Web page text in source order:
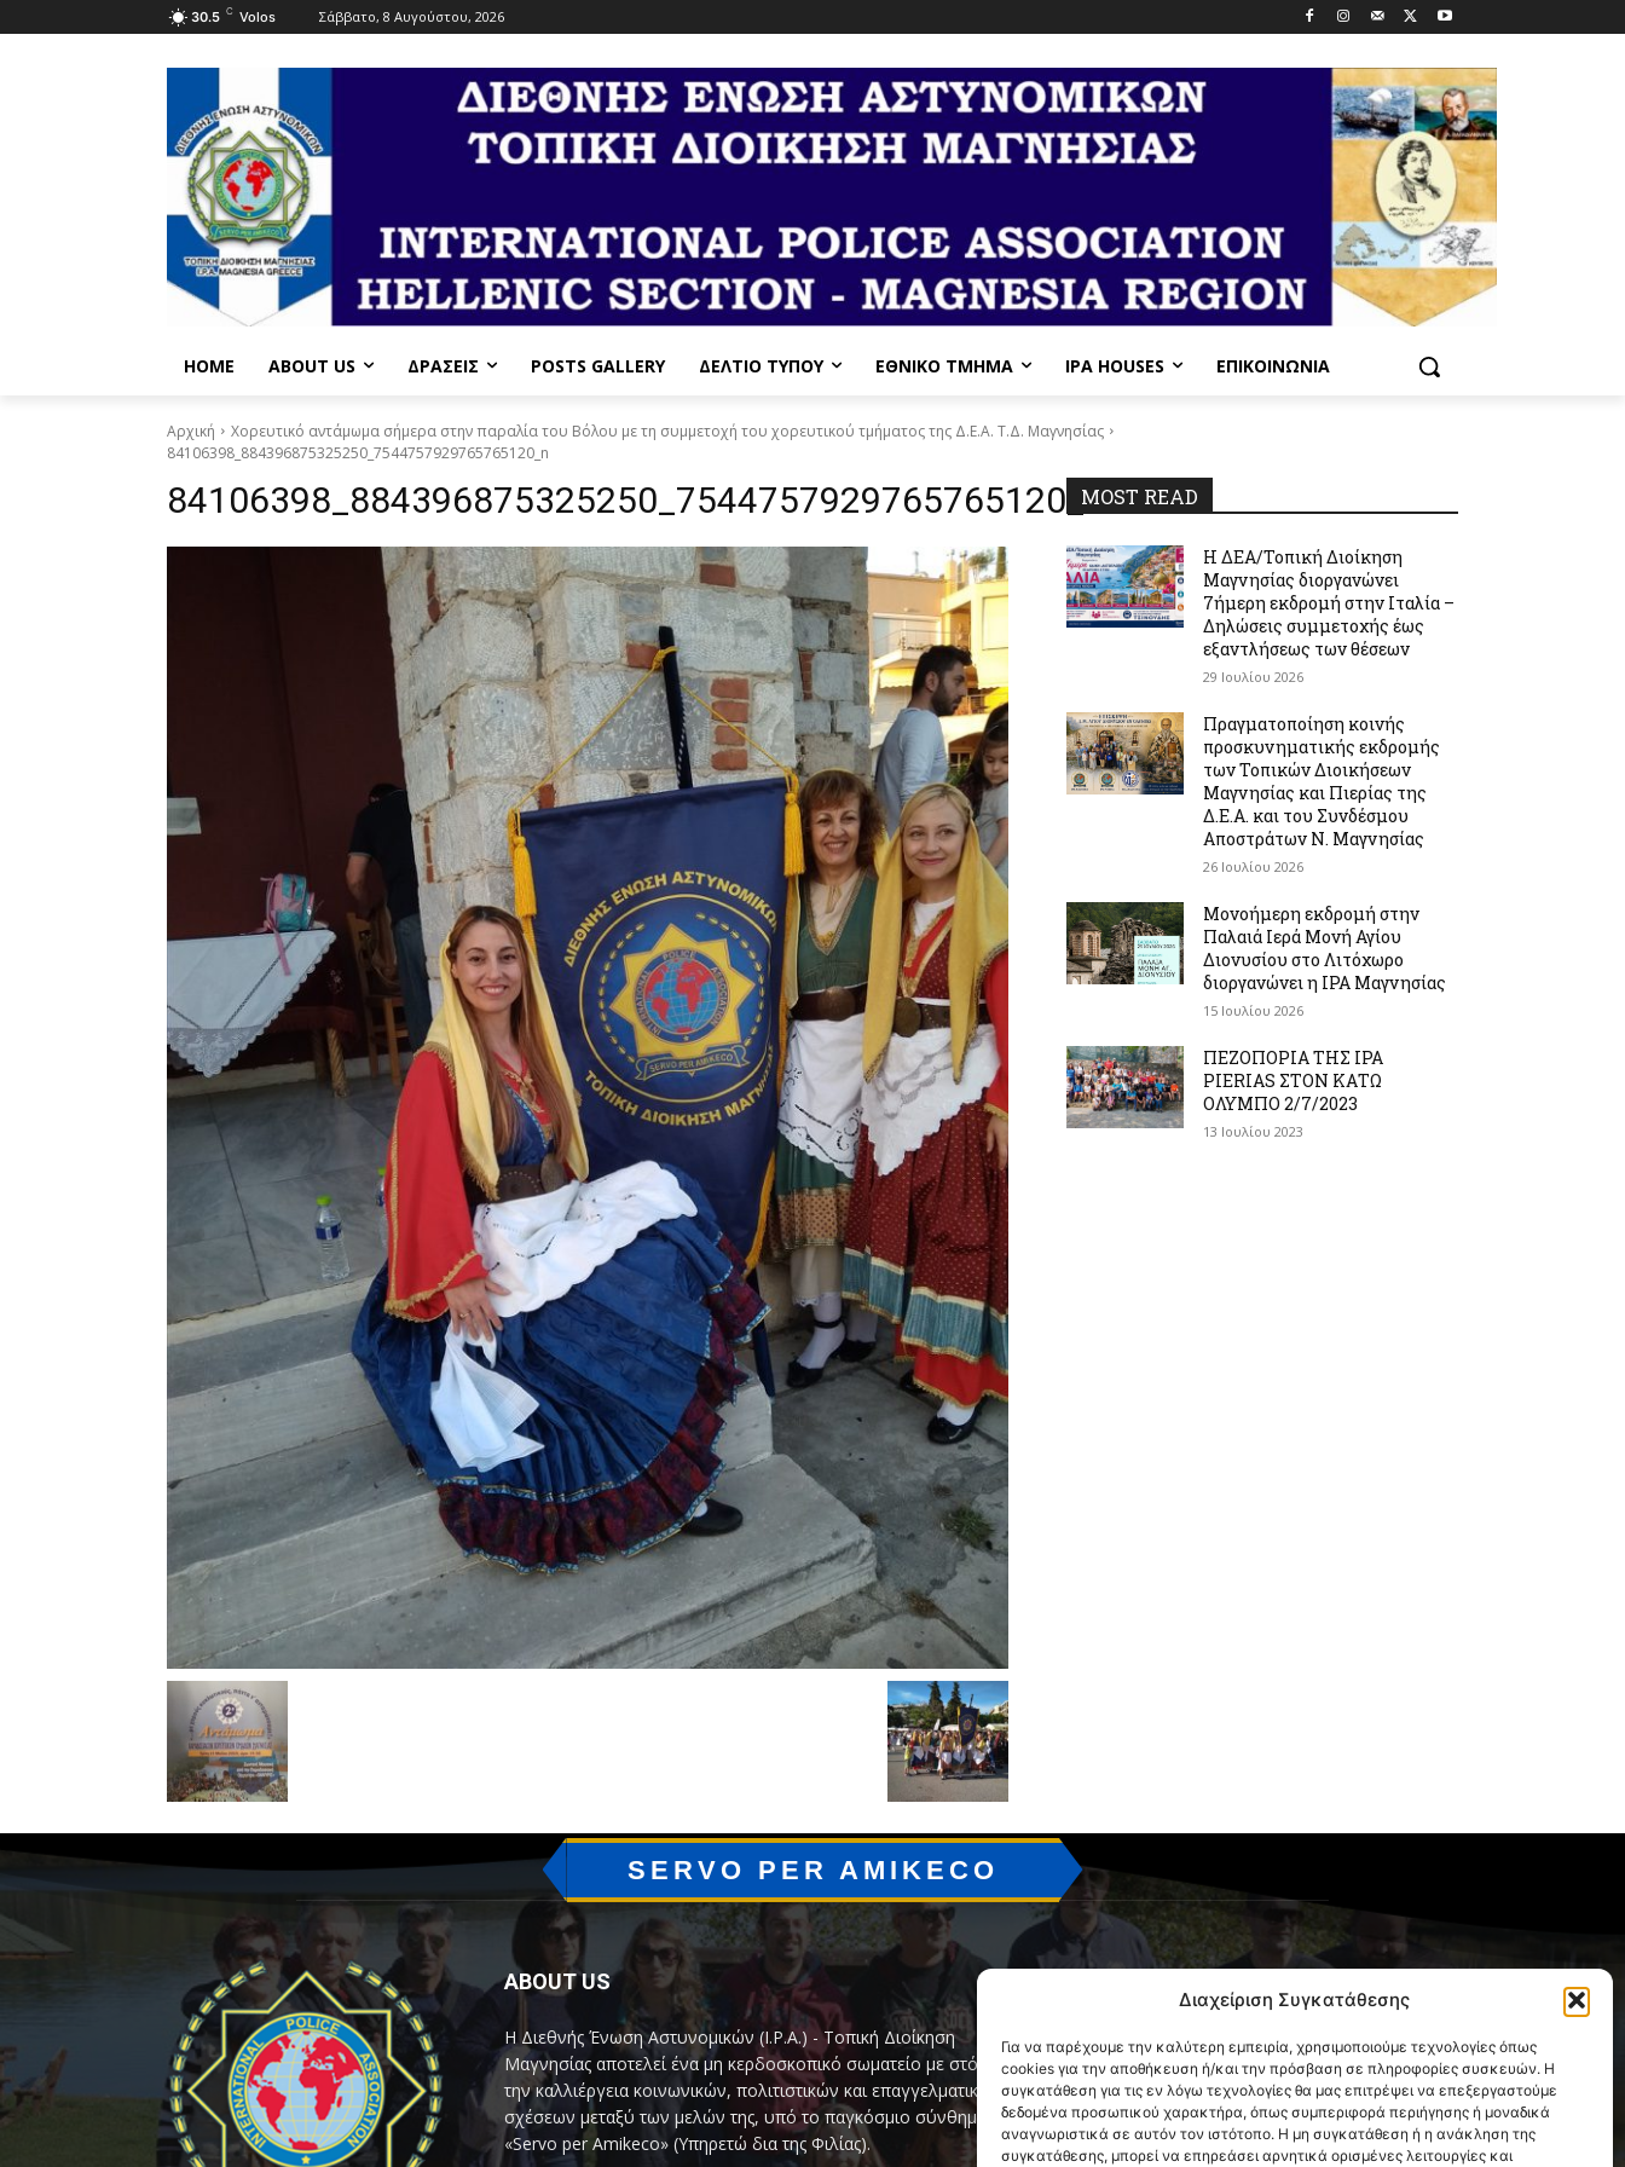
Διαχείριση Συγκατάθεσης
Για να παρέχουμε την καλύτερη εμπειρία, χρησιμοποιούμε τεχνολογίες όπως
cookies για την αποθήκευση ή/και την πρόσβαση σε πληροφορίες συσκευών. Η
συγκατάθεση για τις εν λόγω τεχνολογίες θα μας επιτρέψει να επεξεργαστούμε
δεδομένα προσωπικού χαρακτήρα, όπως συμπεριφορά περιήγησης ή μοναδικά
αναγνωριστικά σε αυτόν τον ιστότοπο. Η μη συγκατάθεση ή η ανάκληση της
συγκατάθεσης, μπορεί να επηρεάσει αρνητικά ορισμένες λειτουργίες και
30.5 C Volos Σάββατο, 8 Αυγούστου, 2026
HOME ABOUT US ΔΡΆΣΕΙΣ POSTS GALLERY ΔΕΛΤΙΟ ΤΥΠΟΥ ΕΘΝΙΚΌ ΤΜΉΜΑ IPA HOUSES ΕΠΙΚΟΙΝΩΝΊΑ
Αρχική
Χορευτικό αντάμωμα σήμερα στην παραλία του Βόλου με τη συμμετοχή του χορευτικού τμήματος της Δ.Ε.Α. Τ.Δ. Μαγνησίας
84106398_884396875325250_7544757929765765120_n
84106398_884396875325250_7544757929765765120_nMOST READ
Η ΔΕΑ/Τοπική Διοίκηση
Μαγνησίας διοργανώνει
7ήμερη εκδρομή στην Ιταλία –
Δηλώσεις συμμετοχής έως
εξαντλήσεως των θέσεων
29 Ιουλίου 2026
Πραγματοποίηση κοινής
προσκυνηματικής εκδρομής
των Τοπικών Διοικήσεων
Μαγνησίας και Πιερίας της
Δ.Ε.Α. και του Συνδέσμου
Αποστράτων Ν. Μαγνησίας
26 Ιουλίου 2026
Μονοήμερη εκδρομή στην
Παλαιά Ιερά Μονή Αγίου
Διονυσίου στο Λιτόχωρο
διοργανώνει η IPA Μαγνησίας
15 Ιουλίου 2026
ΠΕΖΟΠΟΡΙΑ ΤΗΣ IPA
PIERIAS ΣΤΟΝ ΚΑΤΩ
ΟΛΥΜΠΟ 2/7/2023
13 Ιουλίου 2023
SERVO PER AMIKECO
ABOUT US
Η Διεθνής Ένωση Αστυνομικών (I.P.A.) - Τοπική Διοίκηση
Μαγνησίας αποτελεί ένα μη κερδοσκοπικό σωματείο με στόχο
την καλλιέργεια κοινωνικών, πολιτιστικών και επαγγελματικών
σχέσεων μεταξύ των μελών της, υπό το παγκόσμιο σύνθημα
«Servo per Amikeco» (Υπηρετώ δια της Φιλίας).